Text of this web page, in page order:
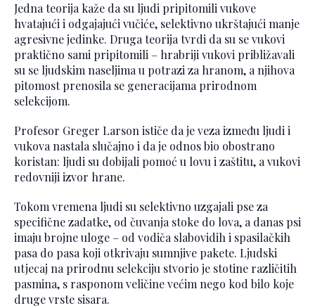
Jedna teorija kaže da su ljudi pripitomili vukove
hvatajući i odgajajući vučiće, selektivno ukrštajući manje
agresivne jedinke. Druga teorija tvrdi da su se vukovi
praktično sami pripitomili – hrabriji vukovi približavali
su se ljudskim naseljima u potrazi za hranom, a njihova
pitomost prenosila se generacijama prirodnom
selekcijom.
Profesor Greger Larson ističe da je veza između ljudi i
vukova nastala slučajno i da je odnos bio obostrano
koristan: ljudi su dobijali pomoć u lovu i zaštitu, a vukovi
redovniji izvor hrane.
Tokom vremena ljudi su selektivno uzgajali pse za
specifične zadatke, od čuvanja stoke do lova, a danas psi
imaju brojne uloge – od vodiča slabovidih i spasilačkih
pasa do pasa koji otkrivaju sumnjive pakete. Ljudski
utjecaj na prirodnu selekciju stvorio je stotine različitih
pasmina, s rasponom veličine većim nego kod bilo koje
druge vrste sisara.